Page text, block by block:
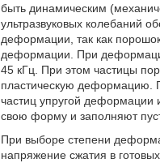
быть динамическим
ультразвуковых колебаний
деформации, так как
деформации. При
45 кГц. При этом частицы
пластическую деформацию.
частиц упругой деформации
свою форму и заполняют
При выборе степени
напряжение сжатия в